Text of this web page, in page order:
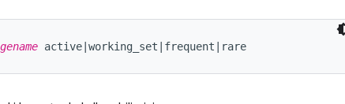
active|working_set|frequent|rare